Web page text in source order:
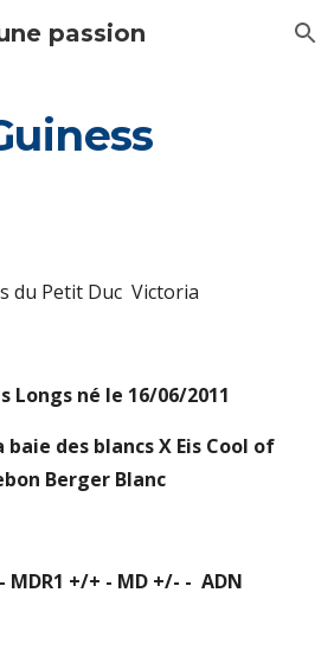
Skip to navigation
passion
du Petit Duc Victoria
Longs né le 16/06/2011
des blancs X Eis Cool of
Berger Blanc
- MDR1 +/+ - MD +/- - ADN